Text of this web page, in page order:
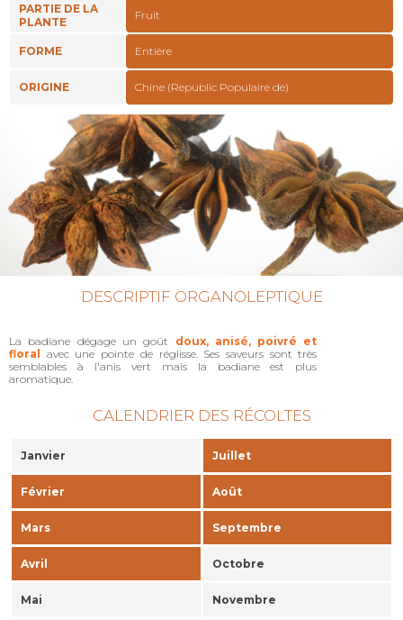
PARTIE DE LA
PLANTE
Fruit
FORME Entière
ORIGINE Chine (Republic Populaire de)
DESCRIPTIF ORGANOLEPTIQUE
La badiane dégage un goût
doux, anisé, poivré et
floral
avec une pointe de réglisse. Ses saveurs sont très
semblables à l'anis vert mais la badiane est plus
aromatique.
CALENDRIER DES RÉCOLTES
Janvier Juillet
Février Août
Mars Septembre
Avril Octobre
Mai Novembre